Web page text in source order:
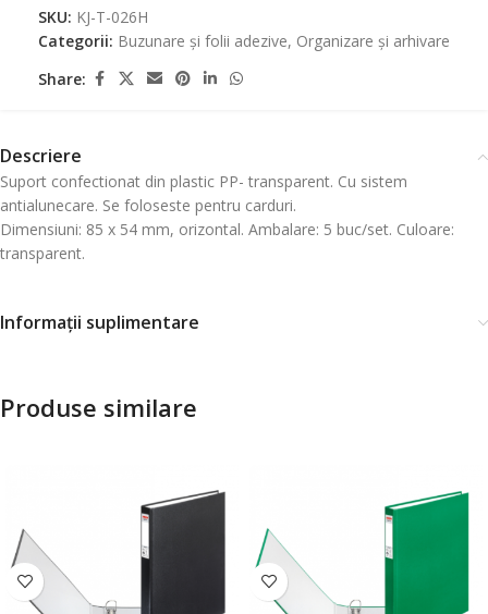
SKU: KJ-T-026H
Categorii: Buzunare și folii adezive, Organizare și arhivare
Share:
Descriere
Suport confectionat din plastic PP- transparent. Cu sistem
antialunecare. Se foloseste pentru carduri.
Dimensiuni: 85 x 54 mm, orizontal. Ambalare: 5 buc/set. Culoare:
transparent.
Informații suplimentare
Produse similare